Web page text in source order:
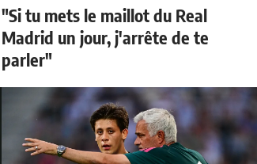
"Si tu mets le maillot du Real
Madrid un jour, j'arrête de te
parler"